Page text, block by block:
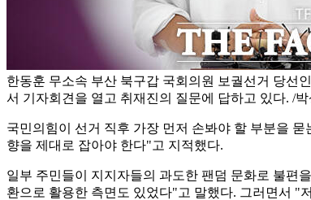
한동훈 무소속 부산 북구갑 국회의원 보궐선거 당선
서 기자회견을 열고 취재진의 질문에 답하고 있다. /
국민의힘이 선거 직후 가장 먼저 손봐야 할 부분을
향을 제대로 잡아야 한다"고 지적했다.
일부 주민들이 지지자들의 과도한 팬덤 문화로 불편
환으로 활용한 측면도 있었다"고 말했다. 그러면서 "